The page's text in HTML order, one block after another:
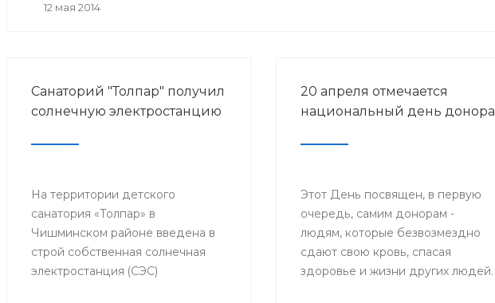
12 мая 2014
Санаторий "Толпар" получил
солнечную электростанцию
На территории детского
санатория «Толпар» в
Чишминском районе введена в
строй собственная солнечная
электростанция (СЭС)
20 апреля отмечается
национальный день донора
Этот День посвящен, в первую
очередь, самим донорам -
людям, которые безвозмездно
сдают свою кровь, спасая
здоровье и жизни других людей.